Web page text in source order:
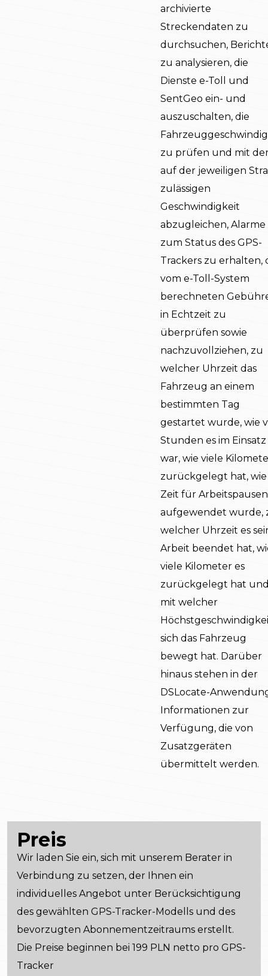
archivierte
Streckendaten zu
durchsuchen,
zu analysieren, die
Dienste e-Toll und
SentGeo ein- und
auszuschalten, die
zu prüfen und mit
auf der jeweiligen
zulässigen
Geschwindigkeit
abzugleichen, Alarme
zum Status des GPS-
Trackers zu erhalten,
vom e-Toll-System
berechneten
in Echtzeit zu
überprüfen sowie
nachzuvollziehen, zu
welcher Uhrzeit das
Fahrzeug an einem
bestimmten Tag
gestartet wurde, wie
Stunden es im Einsatz
war, wie viele
zurückgelegt hat, wie
Zeit für Arbeitspausen
aufgewendet wurde,
welcher Uhrzeit es
Arbeit beendet hat,
viele Kilometer es
zurückgelegt hat
mit welcher
sich das Fahrzeug
bewegt hat. Darüber
hinaus stehen in der
DSLocate-
Informationen zur
Verfügung, die von
Zusatzgeräten
übermittelt werden.
Preis
Wir laden Sie ein, sich mit unserem Berater in
Verbindung zu setzen, der Ihnen ein
individuelles Angebot unter Berücksichtigung
des gewählten GPS-Tracker-Modells und des
bevorzugten Abonnementzeitraums erstellt.
Die Preise beginnen bei 199 PLN netto pro GPS-
Tracker